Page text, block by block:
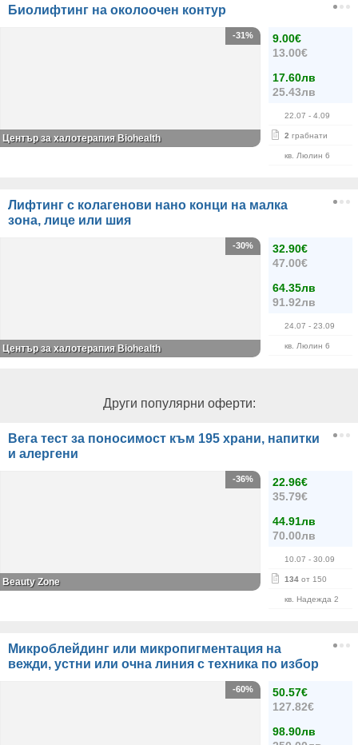
Биолифтинг на околоочен контур
9.00€
13.00€
17.60лв
25.43лв
22.07 - 4.09
2 грабнати
кв. Люлин 6
-31%
Център за халотерапия Biohealth
Лифтинг с колагенови нано конци на малка
зона, лице или шия
32.90€
47.00€
64.35лв
91.92лв
24.07 - 23.09
кв. Люлин 6
-30%
Център за халотерапия Biohealth
Други популярни оферти:
Вега тест за поносимост към 195 храни, напитки
и алергени
22.96€
35.79€
44.91лв
70.00лв
10.07 - 30.09
134 от 150
кв. Надежда 2
-36%
Beauty Zone
Микроблейдинг или микропигментация на
вежди, устни или очна линия с техника по избор
50.57€
127.82€
98.90лв
-60%